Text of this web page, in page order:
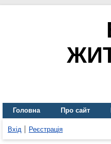
Головна Про сайт
Вхід Реєстрація